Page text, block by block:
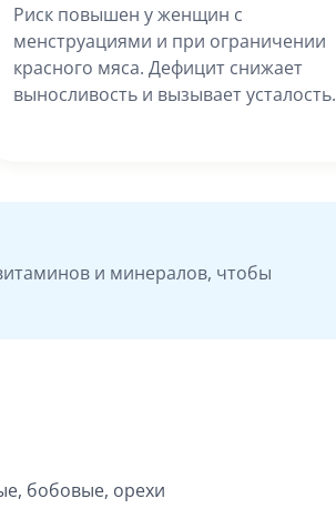
Риск повышен у женщин с
менструациями и при ограничении
красного мяса. Дефицит снижает
выносливость и вызывает усталость.
и минералов, чтобы
бобовые, орехи